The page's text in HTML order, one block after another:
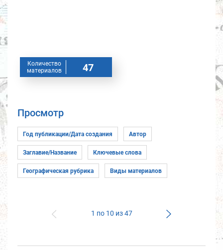
Количество
материалов
47
Просмотр
1 по 10 из 47